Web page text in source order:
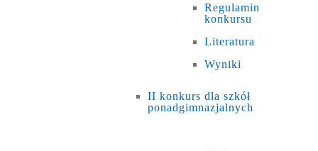
Regulamin
konkursu
Literatura
Wyniki
II konkurs dla szkół
ponadgimnazjalnych